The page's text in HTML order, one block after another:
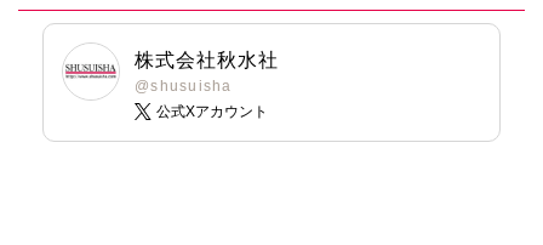
株式会社秋水社
@shusuisha
公式Xアカウント